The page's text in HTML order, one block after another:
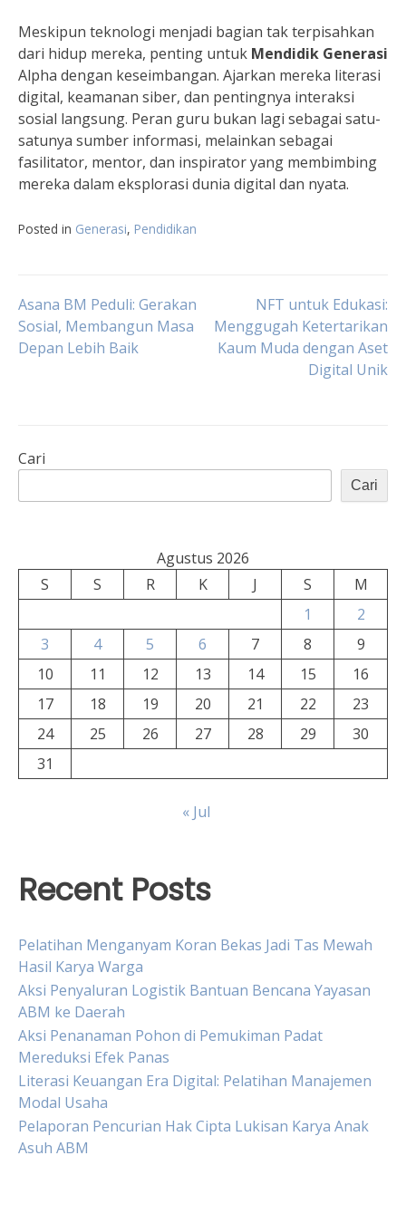
Meskipun teknologi menjadi bagian tak terpisahkan
dari hidup mereka, penting untuk Mendidik Generasi
Alpha dengan keseimbangan. Ajarkan mereka literasi
digital, keamanan siber, dan pentingnya interaksi
sosial langsung. Peran guru bukan lagi sebagai satu-
satunya sumber informasi, melainkan sebagai
fasilitator, mentor, dan inspirator yang membimbing
mereka dalam eksplorasi dunia digital dan nyata.
Posted in Generasi, Pendidikan
Navigasi
pos
Asana BM Peduli: Gerakan
Sosial, Membangun Masa
Depan Lebih Baik
NFT untuk Edukasi:
Menggugah Ketertarikan
Kaum Muda dengan Aset
Digital Unik
Cari
Cari
Agustus 2026
S
S R K J S
M
1
2
3
4 5 6 7 8
9
10
11 12 13 14 15
16
17
18 19 20 21 22
23
24
25 26 27 28 29
30
31
« Jul
Recent Posts
Pelatihan Menganyam Koran Bekas Jadi Tas Mewah
Hasil Karya Warga
Aksi Penyaluran Logistik Bantuan Bencana Yayasan
ABM ke Daerah
Aksi Penanaman Pohon di Pemukiman Padat
Mereduksi Efek Panas
Literasi Keuangan Era Digital: Pelatihan Manajemen
Modal Usaha
Pelaporan Pencurian Hak Cipta Lukisan Karya Anak
Asuh ABM